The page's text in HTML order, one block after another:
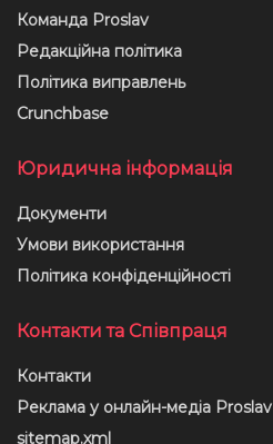
Команда Proslav
Редакційна політика
Політика виправлень
Crunchbase
Юридична інформація
Документи
Умови використання
Політика конфіденційності
Контакти та Співпраця
Контакти
Реклама у онлайн-медіа Proslav
sitemap.xml